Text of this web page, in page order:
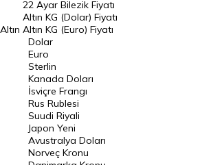
Dolar Kuru
Euro Kuru
Pound Kuru
Frank Kuru
Riyal Kuru
Avustralya Doları
Danimarka Kronu Kuru
Altın
22 Ayar Bilezik Fiyatı
Altın KG (Dolar) Fiyatı
Altın KG (Euro) Fiyatı
Dolar
Euro
Sterlin
Kanada Doları
İsviçre Frangı
Rus Rublesi
Suudi Riyali
Japon Yeni
Avustralya Doları
Norveç Kronu